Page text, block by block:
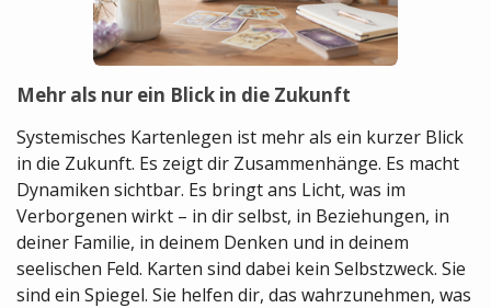
Mehr als nur ein Blick in die Zukunft
Systemisches Kartenlegen ist mehr als ein kurzer Blick
in die Zukunft. Es zeigt dir Zusammenhänge. Es macht
Dynamiken sichtbar. Es bringt ans Licht, was im
Verborgenen wirkt – in dir selbst, in Beziehungen, in
deiner Familie, in deinem Denken und in deinem
seelischen Feld. Karten sind dabei kein Selbstzweck. Sie
sind ein Spiegel. Sie helfen dir, das wahrzunehmen, was